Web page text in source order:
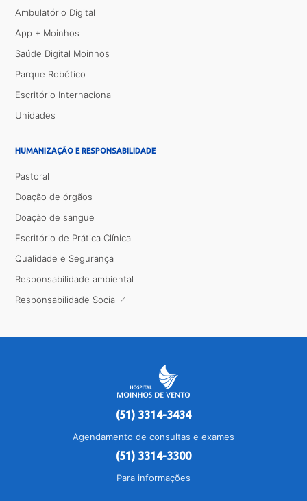
Ambulatório Digital
App + Moinhos
Saúde Digital Moinhos
Parque Robótico
Escritório Internacional
Unidades
HUMANIZAÇÃO E RESPONSABILIDADE
Pastoral
Doação de órgãos
Doação de sangue
Escritório de Prática Clínica
Qualidade e Segurança
Responsabilidade ambiental
Responsabilidade Social
(51) 3314-3434
Agendamento de consultas e exames
(51) 3314-3300
Para informações